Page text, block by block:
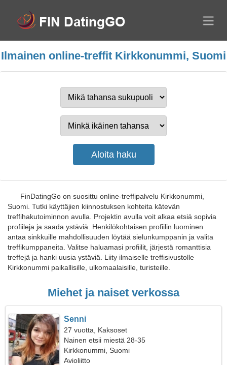
Ilmainen online-treffit Kirkkonummi, Suomi
FinDatingGo on suosittu online-treffipalvelu Kirkkonummi,
Suomi. Tutki käyttäjien kiinnostuksen kohteita kätevän
treffihakutoiminnon avulla. Projektin avulla voit alkaa etsiä sopivia
profiileja ja saada ystäviä. Henkilökohtaisen profiilin luominen
antaa sinkkuille mahdollisuuden löytää sielunkumppanin ja valita
treffikumppaneita. Valitse haluamasi profiilit, järjestä romanttisia
treffejä ja hanki uusia ystäviä. Liity ilmaiselle treffisivustolle
Kirkkonummi paikallisille, ulkomaalaisille, turisteille.
Miehet ja naiset verkossa
Senni
27 vuotta, Kaksoset
Nainen etsii miestä 28-35
Kirkkonummi, Suomi
Avioliitto